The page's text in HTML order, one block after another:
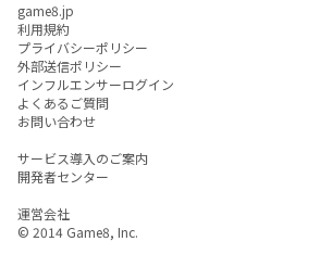
game8.jp
利用規約
プライバシーポリシー
外部送信ポリシー
インフルエンサーログイン
よくあるご質問
お問い合わせ
サービス導入のご案内
開発者センター
運営会社
© 2014 Game8, Inc.